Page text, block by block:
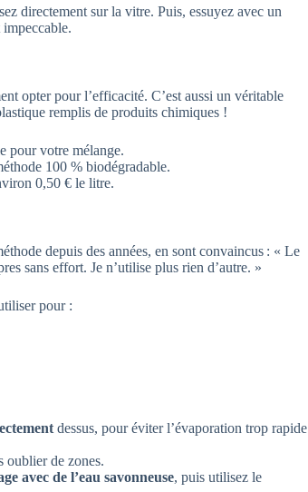
directement sur la vitre. Puis, essuyez avec un
opter pour l’efficacité. C’est aussi un véritable
remplis de produits chimiques !
pour votre mélange.
100 % biodégradable.
0,50 € le litre.
depuis des années, en sont convaincus : « Le
sans effort. Je n’utilise plus rien d’autre. »
pour :
dessus, pour éviter l’évaporation trop rapide
oublier de zones.
avec de l’eau savonneuse, puis utilisez le